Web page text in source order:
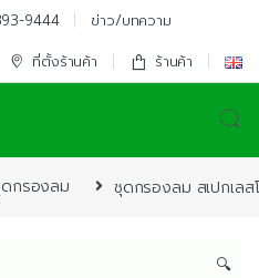
9444
ข่าว/บทความ
ที่ตั้งร้านค้า
ร้านค้า
กรองลม ชุดกรองลม สเปกเล
🔍